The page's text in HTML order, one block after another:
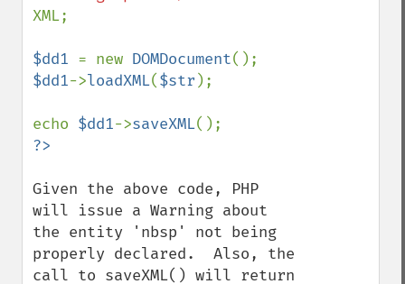
XML;
$dd1 = new DOMDocument
$dd1->loadXML($str );
echo $dd1->saveXML
Given the above code, PHP
will issue a Warning about
the entity 'nbsp' not being
properly declared.  Also, the
call to saveXML() will return